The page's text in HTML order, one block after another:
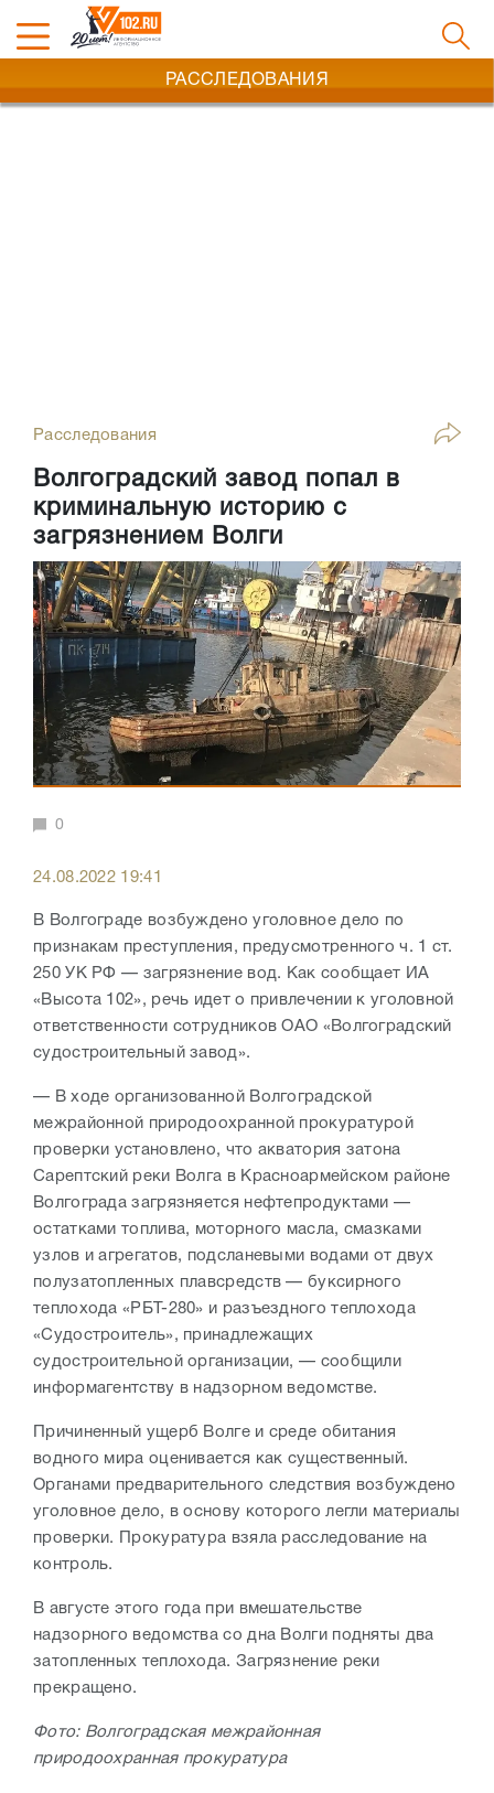
РАССЛЕДОВАНИЯ
Расследования
Волгоградский завод попал в
криминальную историю с
загрязнением Волги
0
24.08.2022 19:41
В Волгограде возбуждено уголовное дело по
признакам преступления, предусмотренного ч. 1 ст.
250 УК РФ — загрязнение вод. Как сообщает ИА
«Высота 102», речь идет о привлечении к уголовной
ответственности сотрудников ОАО «Волгоградский
судостроительный завод».
— В ходе организованной Волгоградской
межрайонной природоохранной прокуратурой
проверки установлено, что акватория затона
Сарептский реки Волга в Красноармейском районе
Волгограда загрязняется нефтепродуктами —
остатками топлива, моторного масла, смазками
узлов и агрегатов, подсланевыми водами от двух
полузатопленных плавсредств — буксирного
теплохода «РБТ-280» и разъездного теплохода
«Судостроитель», принадлежащих
судостроительной организации, — сообщили
информагентству в надзорном ведомстве.
Причиненный ущерб Волге и среде обитания
водного мира оценивается как существенный.
Органами предварительного следствия возбуждено
уголовное дело, в основу которого легли материалы
проверки. Прокуратура взяла расследование на
контроль.
В августе этого года при вмешательстве
надзорного ведомства со дна Волги подняты два
затопленных теплохода. Загрязнение реки
прекращено.
Фото: Волгоградская межрайонная
природоохранная прокуратура